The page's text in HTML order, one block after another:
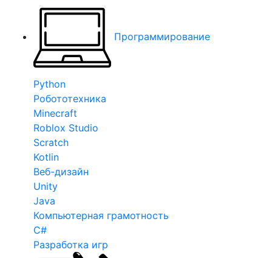
Программирование
Python
Робототехника
Minecraft
Roblox Studio
Scratch
Kotlin
Веб-дизайн
Unity
Java
Компьютерная грамотность
C#
Разработка игр